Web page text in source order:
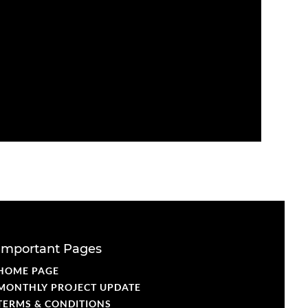
Pages
PAGE
PROJECT UPDATE
& CONDITIONS